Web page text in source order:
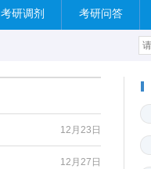
考研调剂 考研问答
12月23日
12月27日